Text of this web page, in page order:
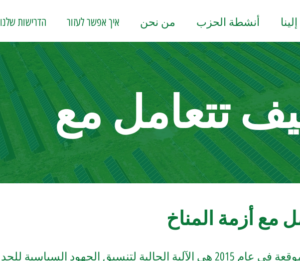
أنشطة الحزب من نحن איך אפשר לעזור הדרישות שלנו
تتعامل مع
مع أزمة المناخ
"اتفاقية باريس" الموقعة في عام 2015 هي الآلية الحالية لتنسيق الجهود السياسية للحد